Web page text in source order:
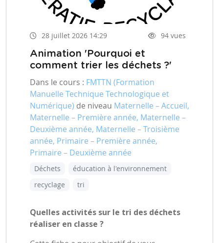
28 juillet 2026 14:29 94 vues
Animation 'Pourquoi et
comment trier les déchets ?'
Dans le cours : FMTTN (Formation
Manuelle Technique Technologique et
Numérique) de niveau Maternelle – Accueil,
Maternelle – Première année, Maternelle –
Deuxième année, Maternelle – Troisième
année, Primaire – Première année,
Primaire – Deuxième année
Déchets
éducation à l'environnement
recyclage
tri
Quelles activités sur le tri des déchets
réaliser en classe ?